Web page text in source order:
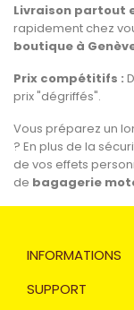
Livraison partout
rapidement chez
boutique à
Prix compétitifs :
prix "dégriffés".
Vous préparez un
? En plus de la
de vos effets
de bagagerie
INFORMATIONS
SUPPORT